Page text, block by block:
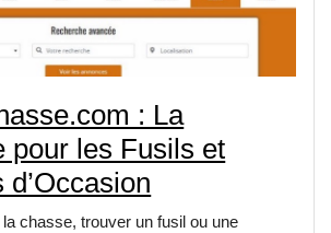
: La
pour les Fusils et
chasse, trouver un fusil ou une